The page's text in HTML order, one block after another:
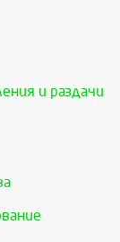
и раздачи